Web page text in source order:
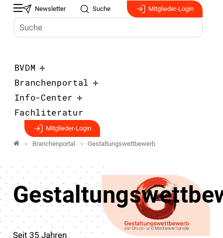
Newsletter Suche Mitglieder-Login
BVDM
Branchenportal
Info-Center
Fachliteratur
Mitglieder-Login
Branchenportal Gestaltungswettbewerb
Seit 35 Jahren